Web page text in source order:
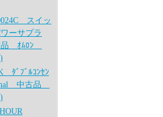
スイッ
ーサプラ
ｵﾑﾛﾝ
ﾀﾞﾌﾞﾙｺﾝｾﾝ
中古品